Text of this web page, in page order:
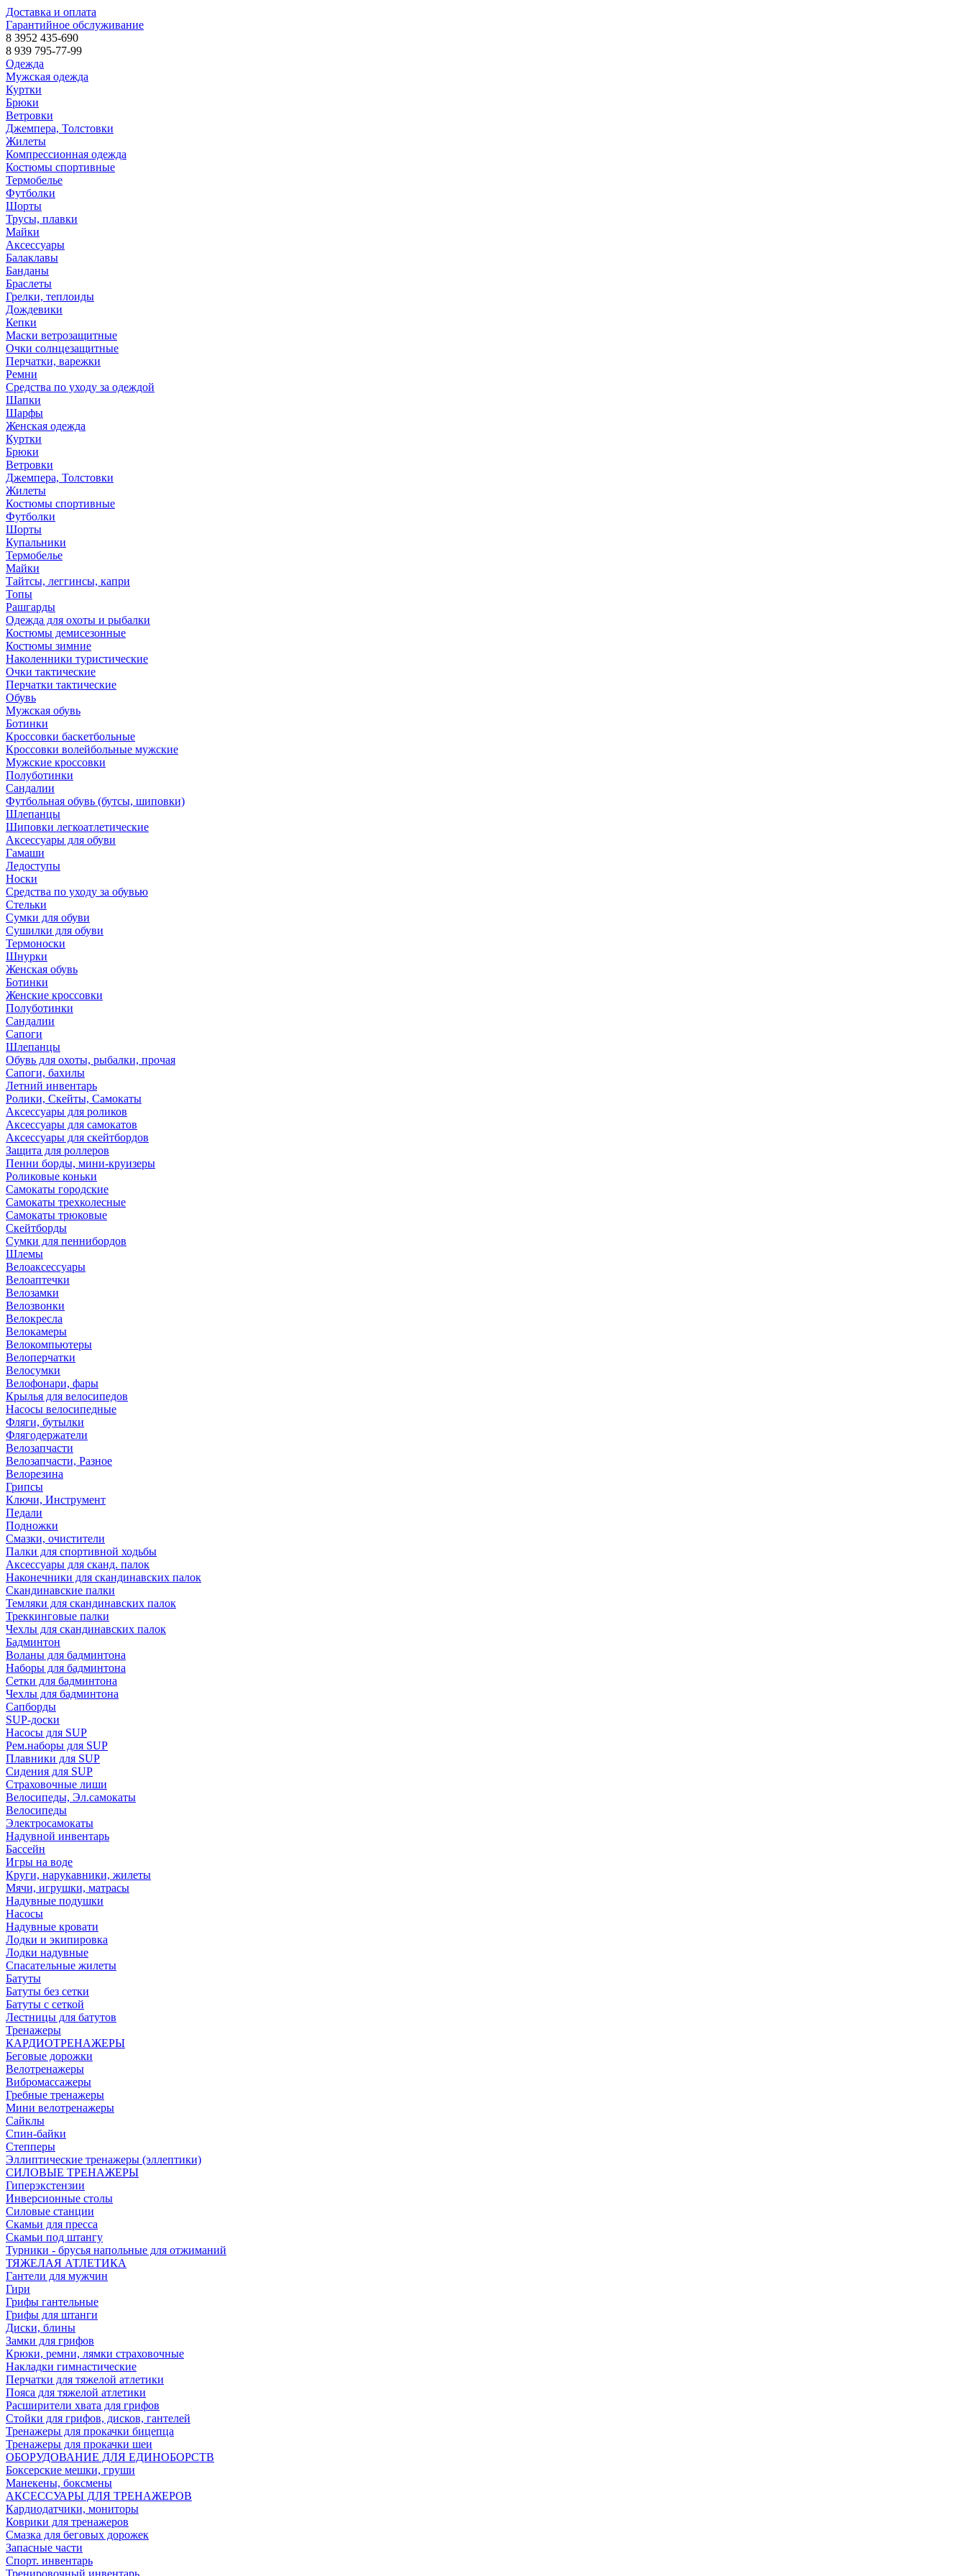
Доставка и оплата
Гарантийное обслуживание
8 3952 435-690
8 939 795-77-99
Одежда
Мужская одежда
Куртки
Брюки
Ветровки
Джемпера, Толстовки
Жилеты
Компрессионная одежда
Костюмы спортивные
Термобелье
Футболки
Шорты
Трусы, плавки
Майки
Аксессуары
Балаклавы
Банданы
Браслеты
Грелки, теплоиды
Дождевики
Кепки
Маски ветрозащитные
Очки солнцезащитные
Перчатки, варежки
Ремни
Средства по уходу за одеждой
Шапки
Шарфы
Женская одежда
Куртки
Брюки
Ветровки
Джемпера, Толстовки
Жилеты
Костюмы спортивные
Футболки
Шорты
Купальники
Термобелье
Майки
Тайтсы, леггинсы, капри
Топы
Рашгарды
Одежда для охоты и рыбалки
Костюмы демисезонные
Костюмы зимние
Наколенники туристические
Очки тактические
Перчатки тактические
Обувь
Мужская обувь
Ботинки
Кроссовки баскетбольные
Кроссовки волейбольные мужские
Мужские кроссовки
Полуботинки
Сандалии
Футбольная обувь (бутсы, шиповки)
Шлепанцы
Шиповки легкоатлетические
Аксессуары для обуви
Гамаши
Ледоступы
Носки
Средства по уходу за обувью
Стельки
Сумки для обуви
Сушилки для обуви
Термоноски
Шнурки
Женская обувь
Ботинки
Женские кроссовки
Полуботинки
Сандалии
Сапоги
Шлепанцы
Обувь для охоты, рыбалки, прочая
Сапоги, бахилы
Летний инвентарь
Ролики, Скейты, Самокаты
Аксессуары для роликов
Аксессуары для самокатов
Аксессуары для скейтбордов
Защита для роллеров
Пенни борды, мини-круизеры
Роликовые коньки
Самокаты городские
Самокаты трехколесные
Самокаты трюковые
Скейтборды
Сумки для пеннибордов
Шлемы
Велоаксессуары
Велоаптечки
Велозамки
Велозвонки
Велокресла
Велокамеры
Велокомпьютеры
Велоперчатки
Велосумки
Велофонари, фары
Крылья для велосипедов
Насосы велосипедные
Фляги, бутылки
Флягодержатели
Велозапчасти
Велозапчасти, Разное
Велорезина
Грипсы
Ключи, Инструмент
Педали
Подножки
Смазки, очистители
Палки для спортивной ходьбы
Аксессуары для сканд. палок
Наконечники для скандинавских палок
Скандинавские палки
Темляки для скандинавских палок
Треккинговые палки
Чехлы для скандинавских палок
Бадминтон
Воланы для бадминтона
Наборы для бадминтона
Сетки для бадминтона
Чехлы для бадминтона
Сапборды
SUP-доски
Насосы для SUP
Рем.наборы для SUP
Плавники для SUP
Сидения для SUP
Страховочные лиши
Велосипеды, Эл.самокаты
Велосипеды
Электросамокаты
Надувной инвентарь
Бассейн
Игры на воде
Круги, нарукавники, жилеты
Мячи, игрушки, матрасы
Надувные подушки
Насосы
Надувные кровати
Лодки и экипировка
Лодки надувные
Спасательные жилеты
Батуты
Батуты без сетки
Батуты с сеткой
Лестницы для батутов
Тренажеры
КАРДИОТРЕНАЖЕРЫ
Беговые дорожки
Велотренажеры
Вибромассажеры
Гребные тренажеры
Мини велотренажеры
Сайклы
Спин-байки
Степперы
Эллиптические тренажеры (эллептики)
СИЛОВЫЕ ТРЕНАЖЕРЫ
Гиперэкстензии
Инверсионные столы
Силовые станции
Скамьи для пресса
Скамьи под штангу
Турники - брусья напольные для отжиманий
ТЯЖЕЛАЯ АТЛЕТИКА
Гантели для мужчин
Гири
Грифы гантельные
Грифы для штанги
Диски, блины
Замки для грифов
Крюки, ремни, лямки страховочные
Накладки гимнастические
Перчатки для тяжелой атлетики
Пояса для тяжелой атлетики
Расширители хвата для грифов
Стойки для грифов, дисков, гантелей
Тренажеры для прокачки бицепца
Тренажеры для прокачки шеи
ОБОРУДОВАНИЕ ДЛЯ ЕДИНОБОРСТВ
Боксерские мешки, груши
Манекены, боксмены
АКСЕССУАРЫ ДЛЯ ТРЕНАЖЕРОВ
Кардиодатчики, мониторы
Коврики для тренажеров
Смазка для беговых дорожек
Запасные части
Спорт. инвентарь
Тренировочный инвентарь